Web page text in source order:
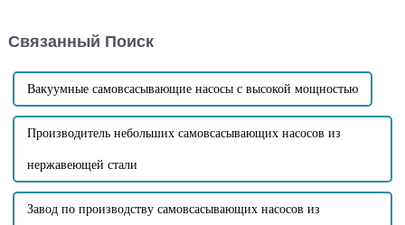
предложением срочно
...
Связанный Поиск
Вакуумные самовсасывающие насосы с высокой мощностью
Производитель небольших самовсасывающих насосов из
нержавеющей стали
Завод по производству самовсасывающих насосов из